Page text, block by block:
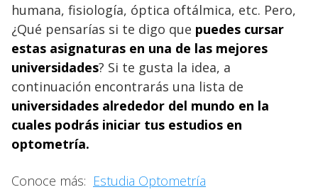
humana, fisiología, óptica oftálmica, etc. Pero,
¿Qué pensarías si te digo que puedes cursar
estas asignaturas en una de las mejores
universidades? Si te gusta la idea, a
continuación encontrarás una lista de
universidades alrededor del mundo en la
cuales podrás iniciar tus estudios en
optometría.
Conoce más: Estudia Optometría